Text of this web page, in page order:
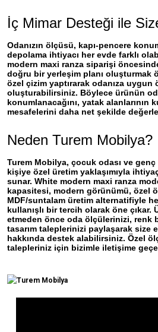
İç Mimar Desteği ile
Odanızın ölçüsü, kapı-pencere
depolama ihtiyacı her evde farklı
modern maxi ranza siparişi
doğru bir yerleşim planı oluşturmak
özel çizim yaptırarak odanıza uygun
oluşturabilirsiniz. Böylece ürünün
konumlanacağını, yatak alanlarının
mesafelerini daha net şekilde
Neden Turem Mobilya?
Turem Mobilya, çocuk odası ve genç
kişiye özel üretim yaklaşımıyla
sunar. White modern maxi ranza
kapasitesi, modern görünümü, özel
MDF/suntalam üretim alternatifiyle
kullanışlı bir tercih olarak öne çıkar.
etmeden önce oda ölçülerinizi, renk
tasarım taleplerinizi paylaşarak size
hakkında destek alabilirsiniz. Özel
talepleriniz için bizimle iletişime